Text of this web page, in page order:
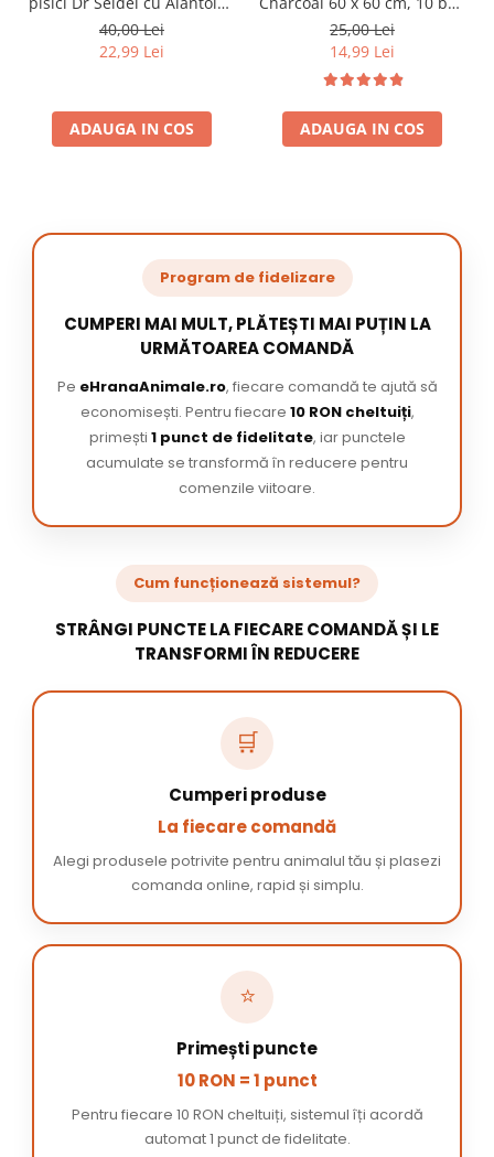
220 ml
40,00 Lei
22,99 Lei
ADAUGA IN COS
/ pachet
25,00 Lei
14,99 Lei
ADAUGA IN COS
Program de fidelizare
CUMPERI MAI MULT, PLĂTEȘTI MAI PUȚIN LA
URMĂTOAREA COMANDĂ
Pe eHranaAnimale.ro, fiecare comandă te ajută să
economisești. Pentru fiecare 10 RON cheltuiți,
primești 1 punct de fidelitate, iar punctele
acumulate se transformă în reducere pentru
comenzile viitoare.
Cum funcționează sistemul?
STRÂNGI PUNCTE LA FIECARE COMANDĂ ȘI LE
TRANSFORMI ÎN REDUCERE
🛒
Cumperi produse
La fiecare comandă
Alegi produsele potrivite pentru animalul tău și plasezi
comanda online, rapid și simplu.
⭐
Primești puncte
10 RON = 1 punct
Pentru fiecare 10 RON cheltuiți, sistemul îți acordă
automat 1 punct de fidelitate.